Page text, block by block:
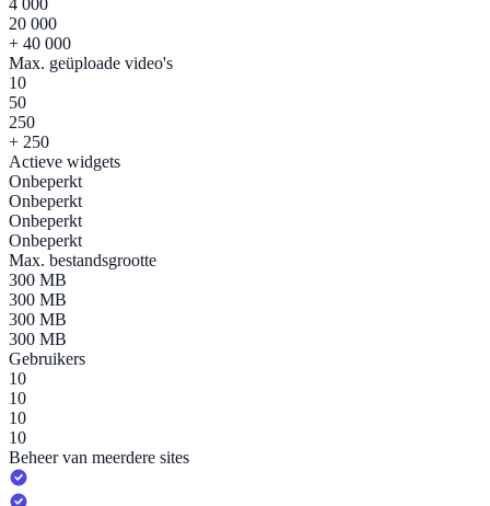
4 000
20 000
+ 40 000
Max. geüploade video's
10
50
250
+ 250
Actieve widgets
Onbeperkt
Onbeperkt
Onbeperkt
Onbeperkt
Max. bestandsgrootte
300 MB
300 MB
300 MB
300 MB
Gebruikers
10
10
10
10
Beheer van meerdere sites